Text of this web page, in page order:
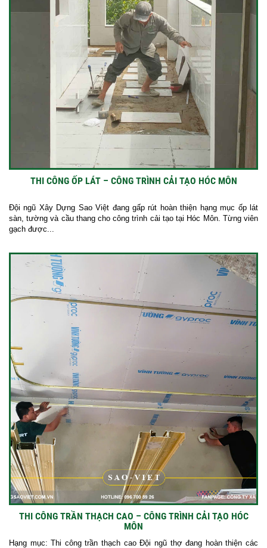
THI CÔNG ỐP LÁT – CÔNG TRÌNH CẢI TẠO HÓC MÔN
Đội ngũ Xây Dựng Sao Việt đang gấp rút hoàn thiện hạng mục ốp lát
sàn, tường và cầu thang cho công trình cải tạo tại Hóc Môn. Từng viên
gạch được...
THI CÔNG TRẦN THẠCH CAO – CÔNG TRÌNH CẢI TẠO HÓC
MÔN
Hạng mục: Thi công trần thạch cao Đội ngũ thợ đang hoàn thiện các